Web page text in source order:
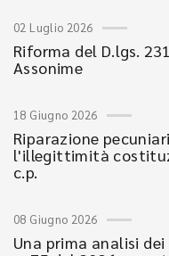
02 Luglio 2026
Riforma del D.lgs.
Assonime
18 Giugno 2026
Riparazione
l'illegittimità
c.p.
08 Giugno 2026
Una prima analisi